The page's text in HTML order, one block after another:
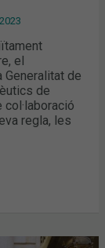
el
Generalitat de
de
col·laboració
regla, les